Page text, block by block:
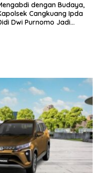
dengan Budaya,
Cangkuang Ipda
Dwi Purnomo Jadi